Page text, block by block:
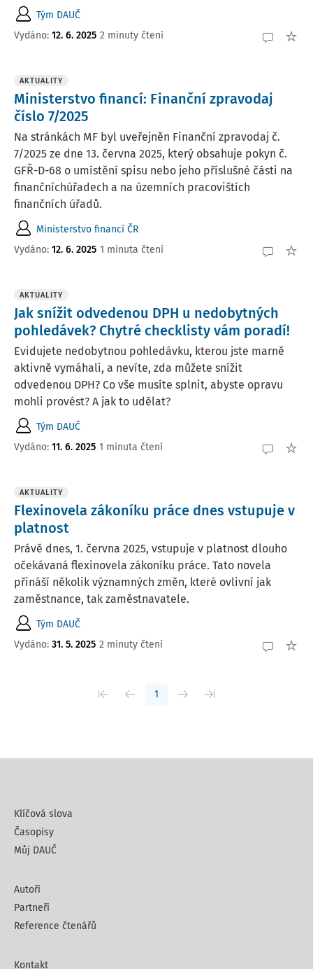
Tým DAUČ
Vydáno: 12. 6. 2025 2 minuty čtení
AKTUALITY
Ministerstvo financí: Finanční zpravodaj
číslo 7/2025
Na stránkách MF byl uveřejněn Finanční zpravodaj č.
7/2025 ze dne 13. června 2025, který obsahuje pokyn č.
GFŘ-D-68 o umístění spisu nebo jeho příslušné části na
finančníchúřadech a na územních pracovištích
finančních úřadů.
Ministerstvo financí ČR
Vydáno: 12. 6. 2025 1 minuta čtení
AKTUALITY
Jak snížit odvedenou DPH u nedobytných
pohledávek? Chytré checklisty vám poradí!
Evidujete nedobytnou pohledávku, kterou jste marně
aktivně vymáhali, a nevíte, zda můžete snížit
odvedenou DPH? Co vše musíte splnit, abyste opravu
mohli provést? A jak to udělat?
Tým DAUČ
Vydáno: 11. 6. 2025 1 minuta čtení
AKTUALITY
Flexinovela zákoníku práce dnes vstupuje v
platnost
Právě dnes, 1. června 2025, vstupuje v platnost dlouho
očekávaná flexinovela zákoníku práce. Tato novela
přináší několik významných změn, které ovlivní jak
zaměstnance, tak zaměstnavatele.
Tým DAUČ
Vydáno: 31. 5. 2025 2 minuty čtení
1
Klíčová slova
Časopisy
Můj DAUČ
Autoři
Partneři
Reference čtenářů
Kontakt